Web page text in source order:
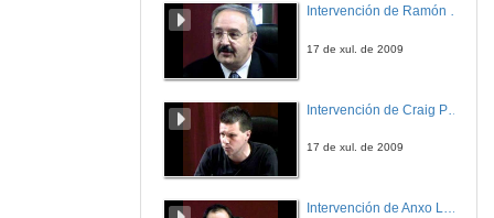
Intervención de Ramón Villlares
17 de xul. de 2009
17 de xul. de 2009
Intervención de Anxo Lorenzo